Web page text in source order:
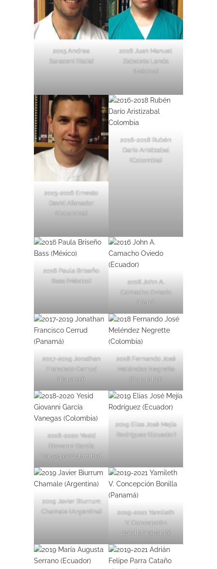
2015 Andrea
Saraceni (Italia)
2016 Juan Manuel
Zabaleta Landa
(México)
2015-2016 Ernesto
David Afanador
(Colombia)
2016-2018 Rubén
Darío Aristizabal
(Colombia)
2016 Paula Briseño
Bass (México)
2016 John A.
Camacho Oviedo
(Perú)
2017-2019 Jonathan
Francisco Cerrud
(Panamá)
2018 Fernando José
Meléndez Negrette
(Colombia)
2018-2020 Yesid
Giovanni García
Vanegas (Colombia)
2019 Elias José Mejía
Rodríguez (Ecuador)
2019 Javier Biurrum
Chamale (Argentina)
2019-2021 Yamileth
V. Concepción
Bonilla (Panamá)